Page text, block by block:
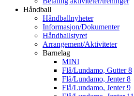
Håndball
Håndballnyheter
Informasjon/Dokumenter
Håndballstyret
Arrangement/Aktiviteter
Barnelag
MINI
Flå/Lundamo, Gutter 8
Flå/Lundamo, Jenter 8
Flå/Lundamo, Jenter 9